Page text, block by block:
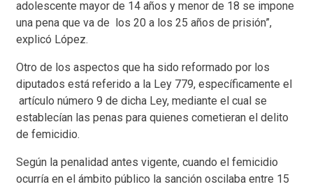
adolescente mayor de 14 años y menor de 18 se impone
una pena que va de los 20 a los 25 años de prisión”,
explicó López.
Otro de los aspectos que ha sido reformado por los
diputados está referido a la Ley 779, específicamente el
artículo número 9 de dicha Ley, mediante el cual se
establecían las penas para quienes cometieran el delito
de femicidio.
Según la penalidad antes vigente, cuando el femicidio
ocurría en el ámbito público la sanción oscilaba entre 15